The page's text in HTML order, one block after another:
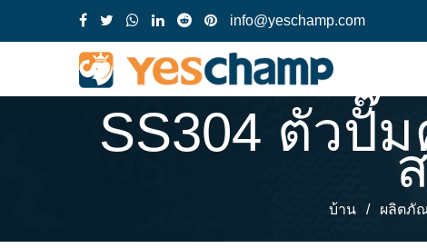
info@yeschamp.com
SS304 ตัวปั๊
บ้าน / ผลิตภั